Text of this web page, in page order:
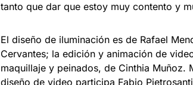
tanto que dar que estoy muy contento y
El diseño de iluminación es de Rafael
Cervantes; la edición y animación de
maquillaje y peinados, de Cinthia Muñoz.
diseño de video participa Fabio